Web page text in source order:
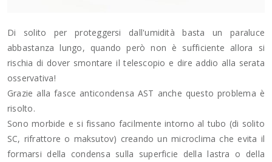
Di solito per proteggersi dall'umidità basta un paraluce
abbastanza lungo, quando però non è sufficiente allora si
rischia di dover smontare il telescopio e dire addio alla serata
osservativa!
Grazie alla fasce anticondensa AST anche questo problema è
risolto.
Sono morbide e si fissano facilmente intorno al tubo (di solito
SC, rifrattore o maksutov) creando un microclima che evita il
formarsi della condensa sulla superficie della lastra o della